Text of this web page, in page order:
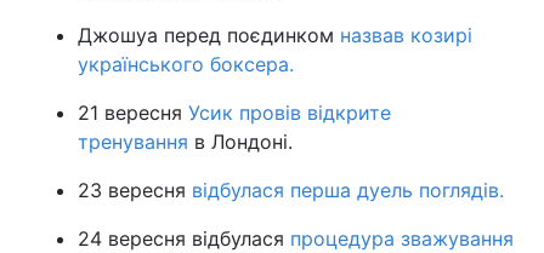
Джошуа перед поєдинком назвав козирі
українського боксера.
21 вересня Усик провів відкрите
тренування в Лондоні.
23 вересня відбулася перша дуель поглядів.
24 вересня відбулася процедура зважування